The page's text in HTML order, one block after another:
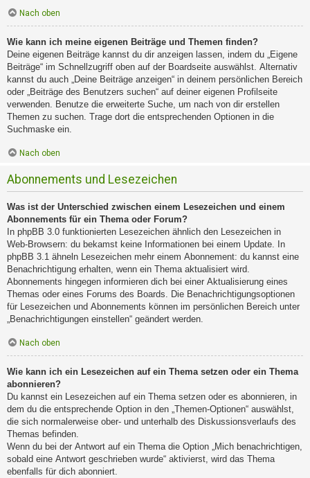
Nach oben
Wie kann ich meine eigenen Beiträge und Themen finden?
Deine eigenen Beiträge kannst du dir anzeigen lassen, indem du „Eigene
Beiträge“ im Schnellzugriff oben auf der Boardseite auswählst. Alternativ
kannst du auch „Deine Beiträge anzeigen“ in deinem persönlichen Bereich
oder „Beiträge des Benutzers suchen“ auf deiner eigenen Profilseite
verwenden. Benutze die erweiterte Suche, um nach von dir erstellen
Themen zu suchen. Trage dort die entsprechenden Optionen in die
Suchmaske ein.
Nach oben
Abonnements und Lesezeichen
Was ist der Unterschied zwischen einem Lesezeichen und einem
Abonnements für ein Thema oder Forum?
In phpBB 3.0 funktionierten Lesezeichen ähnlich den Lesezeichen in
Web-Browsern: du bekamst keine Informationen bei einem Update. In
phpBB 3.1 ähneln Lesezeichen mehr einem Abonnement: du kannst eine
Benachrichtigung erhalten, wenn ein Thema aktualisiert wird.
Abonnements hingegen informieren dich bei einer Aktualisierung eines
Themas oder eines Forums des Boards. Die Benachrichtigungsoptionen
für Lesezeichen und Abonnements können im persönlichen Bereich unter
„Benachrichtigungen einstellen“ geändert werden.
Nach oben
Wie kann ich ein Lesezeichen auf ein Thema setzen oder ein Thema
abonnieren?
Du kannst ein Lesezeichen auf ein Thema setzen oder es abonnieren, in
dem du die entsprechende Option in den „Themen-Optionen“ auswählst,
die sich normalerweise ober- und unterhalb des Diskussionsverlaufs des
Themas befinden.
Wenn du bei der Antwort auf ein Thema die Option „Mich benachrichtigen,
sobald eine Antwort geschrieben wurde“ aktivierst, wird das Thema
ebenfalls für dich abonniert.